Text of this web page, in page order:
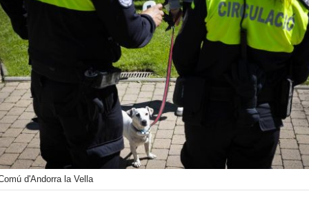
d'Andorra la Vella